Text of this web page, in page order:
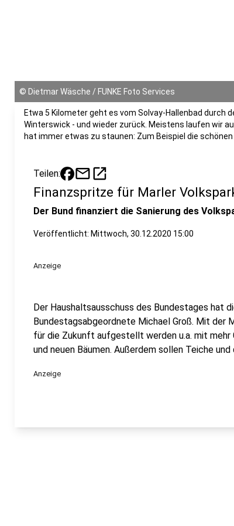
© Dietmar Wäsche / FUNKE Foto Services
Etwa 5 Kilometer geht es vom Solvay-Hallenbad durch
Winterswick - und wieder zurück. Meistens laufen wir
hat immer etwas zu staunen: Zum Beispiel die
Teilen: mailopen_in_new
Finanzspritze für Marler
Der Bund finanziert die Sanierung des
Veröffentlicht: Mittwoch, 30.12.2020 15:00
Anzeige
Der Haushaltsausschuss des Bundestages hat
Bundestagsabgeordnete Michael Groß. Mit der
für die Zukunft aufgestellt werden u.a. mit mehr
und neuen Bäumen. Außerdem sollen Teiche
Anzeige